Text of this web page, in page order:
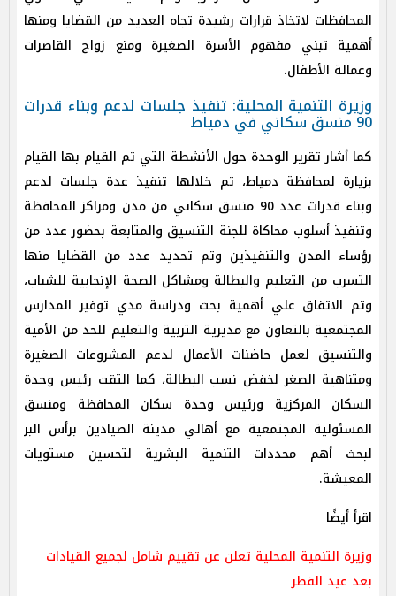
المحافظات لاتخاذ قرارات رشيدة تجاه العديد من القضايا ومنها
أهمية تبني مفهوم الأسرة الصغيرة ومنع زواج القاصرات
وعمالة الأطفال.
وزيرة التنمية المحلية: تنفيذ جلسات لدعم وبناء قدرات
90 منسق سكاني في دمياط
كما أشار تقرير الوحدة حول الأنشطة التي تم القيام بها القيام
بزيارة لمحافظة دمياط، تم خلالها تنفيذ عدة جلسات لدعم
وبناء قدرات عدد 90 منسق سكاني من مدن ومراكز المحافظة
وتنفيذ أسلوب محاكاة للجنة التنسيق والمتابعة بحضور عدد من
رؤساء المدن والتنفيذين وتم تحديد عدد من القضايا منها
التسرب من التعليم والبطالة ومشاكل الصحة الإنجابية للشباب،
وتم الاتفاق علي أهمية بحث ودراسة مدي توفير المدارس
المجتمعية بالتعاون مع مديرية التربية والتعليم للحد من الأمية
والتنسيق لعمل حاضنات الأعمال لدعم المشروعات الصغيرة
ومتناهية الصغر لخفض نسب البطالة، كما التقت رئيس وحدة
السكان المركزية ورئيس وحدة سكان المحافظة ومنسق
المسئولية المجتمعية مع أهالي مدينة الصيادين برأس البر
لبحث أهم محددات التنمية البشرية لتحسين مستويات
المعيشة.
اقرأ أيضًا
وزيرة التنمية المحلية تعلن عن تقييم شامل لجميع القيادات
بعد عيد الفطر